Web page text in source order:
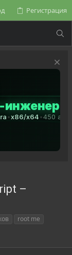
Регистрация
–
root me